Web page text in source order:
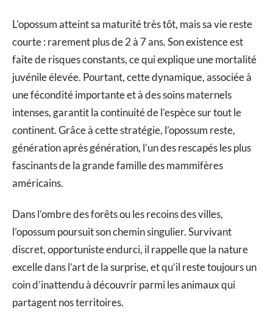
L’opossum atteint sa maturité très tôt, mais sa vie reste
courte : rarement plus de 2 à 7 ans. Son existence est
faite de risques constants, ce qui explique une mortalité
juvénile élevée. Pourtant, cette dynamique, associée à
une fécondité importante et à des soins maternels
intenses, garantit la continuité de l’espèce sur tout le
continent. Grâce à cette stratégie, l’opossum reste,
génération après génération, l’un des rescapés les plus
fascinants de la grande famille des mammifères
américains.
Dans l’ombre des forêts ou les recoins des villes,
l’opossum poursuit son chemin singulier. Survivant
discret, opportuniste endurci, il rappelle que la nature
excelle dans l’art de la surprise, et qu’il reste toujours un
coin d’inattendu à découvrir parmi les animaux qui
partagent nos territoires.